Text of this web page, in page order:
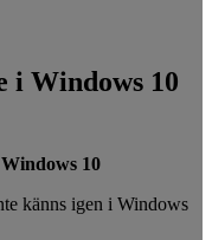
i Windows 10
10
känns igen i Windows